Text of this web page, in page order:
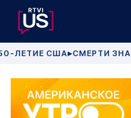
ЛЕТИЕ США▶СМЕРТИ